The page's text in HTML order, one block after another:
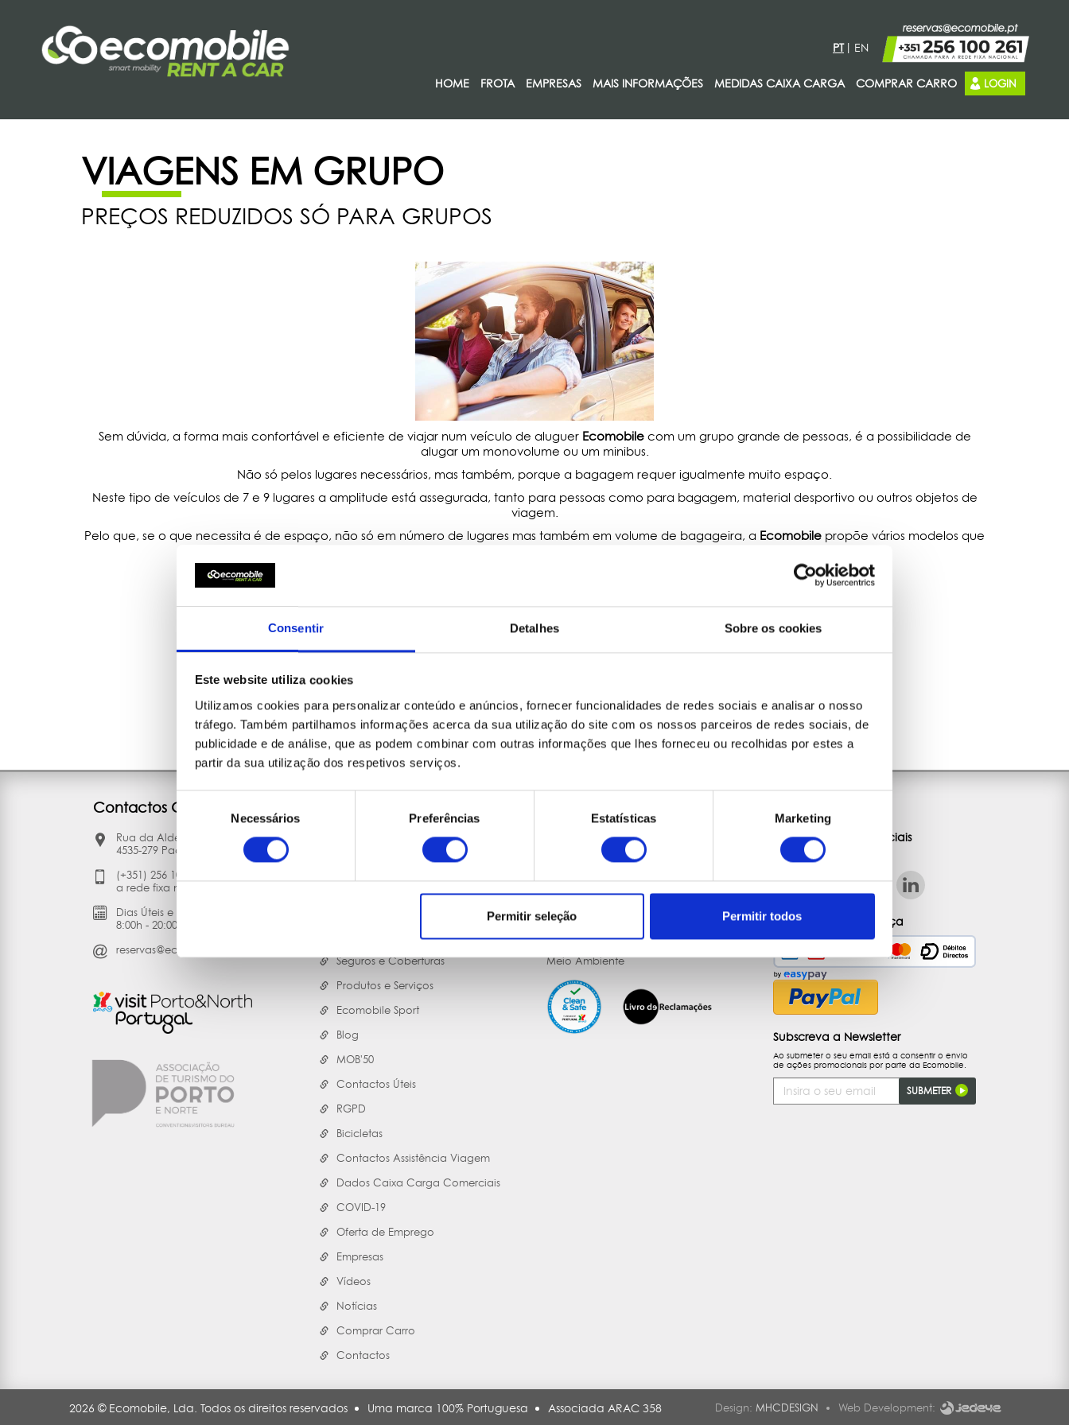
Consentir Detalhes Sobre os cookies
Este website utiliza cookies
Utilizamos cookies para personalizar conteúdo e anúncios, fornecer funcionalidades de redes sociais e analisar o nosso
tráfego. Também partilhamos informações acerca da sua utilização do site com os nossos parceiros de redes sociais, de
publicidade e de análise, que as podem combinar com outras informações que lhes forneceu ou recolhidas por estes a
partir da sua utilização dos respetivos serviços.
Seleção
consentimento
Necessários Preferências Estatísticas Marketing
Permitir seleção Permitir todos
HOME FROTA EMPRESAS MAIS INFORMAÇÕES MEDIDAS CAIXA CARGA COMPRAR CARRO LOGIN
PT EN
VIAGENS EM GRUPO
PREÇOS REDUZIDOS SÓ PARA GRUPOS
Sem dúvida, a forma mais confortável e eficiente de viajar num veículo de aluguer Ecomobile com um grupo grande de pessoas, é a possibilidade de
alugar um monovolume ou um minibus.
Não só pelos lugares necessários, mas também, porque a bagagem requer igualmente muito espaço.
Neste tipo de veículos de 7 e 9 lugares a amplitude está assegurada, tanto para pessoas como para bagagem, material desportivo ou outros objetos de
viagem.
Pelo que, se o que necessita é de espaço, não só em número de lugares mas também em volume de bagageira, a Ecomobile propõe vários modelos que
Contactos Gerais
Rua da Aldeia, 375
4535-279 Paços de Brandão Vfr
(+351) 256 100 261 (chamada para
a rede fixa nacional)
Dias Úteis e Sábados:
8:00h - 20:00h
reservas@ecomobile.pt
Perguntas e Respostas
Seguros e Coberturas
Produtos e Serviços
Ecomobile Sport
Blog
MOB'50
Contactos Úteis
RGPD
Bicicletas
Contactos Assistência Viagem
Dados Caixa Carga Comerciais
COVID-19
Oferta de Emprego
Empresas
Vídeos
Notícias
Comprar Carro
Contactos
24 Horas de Assistência
Serviço Rápido e Personalizado
5 Passos para Reserva Online
Protecção de Dados
Meio Ambiente
Siga-nos nas redes sociais
Alugue com Segurança
Subscreva a Newsletter
Ao submeter o seu email está a consentir o envio
de ações promocionais por parte da Ecomobile.
de
Email
SUBMETER
2026 © Ecomobile, Lda. Todos os direitos reservados Uma marca 100% Portuguesa Associada ARAC 358 Design: MHCDESIGN Web Development: